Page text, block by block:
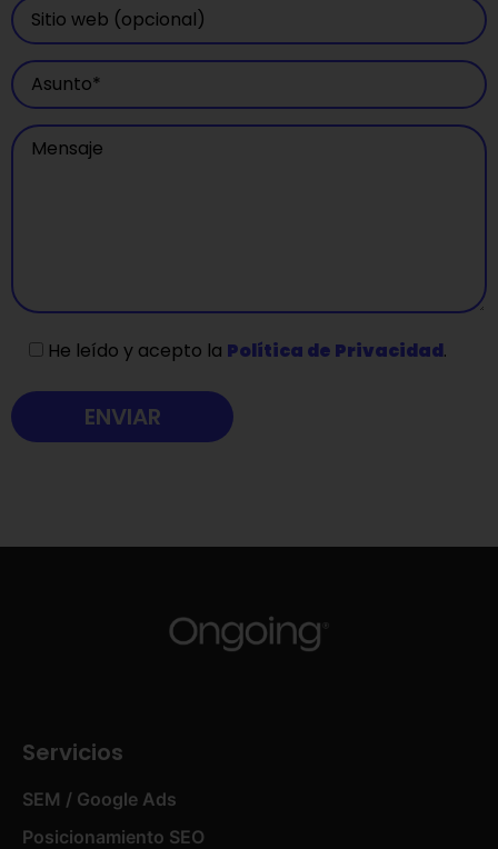
He leído y acepto la Política de Privacidad.
Servicios
SEM / Google Ads
Posicionamiento SEO